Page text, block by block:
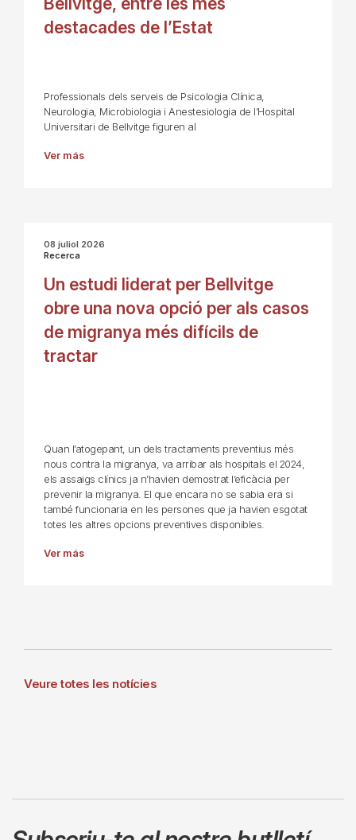
destacades de l’Estat
Professionals dels serveis de Psicologia Clínica,
Neurologia, Microbiologia i Anestesiologia de l’Hospital
Universitari de Bellvitge figuren al
Ver más
08 juliol 2026
Recerca
Un estudi liderat per Bellvitge
obre una nova opció per als casos
de migranya més difícils de
tractar
Quan l’atogepant, un dels tractaments preventius més
nous contra la migranya, va arribar als hospitals el 2024,
els assaigs clínics ja n’havien demostrat l’eficàcia per
prevenir la migranya. El que encara no se sabia era si
també funcionaria en les persones que ja havien esgotat
totes les altres opcions preventives disponibles.
Ver más
Veure totes les notícies